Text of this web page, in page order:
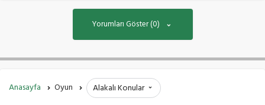
Yorumları Göster (0)
Anasayfa Oyun Alakalı Konular